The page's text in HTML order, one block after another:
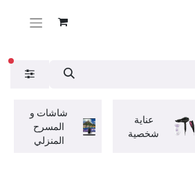
عناية
شخصية
شاشات و
المسرح
المنزلي